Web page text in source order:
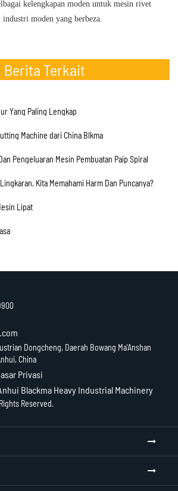
kelengkapan moden untuk mesin rivet
moden yang berbeza.
Berita Terkait
Yang Paling Lengkap
Machine dari China Blkma
Pengeluaran Mesin Pembuatan Paip Spiral
Kita Memahami Harm Dan Puncanya?
Lipat
Dongcheng, Daerah Bowang Ma'Anshan
China
Privasi
Blackma Heavy Industrial Machinery
Reserved.